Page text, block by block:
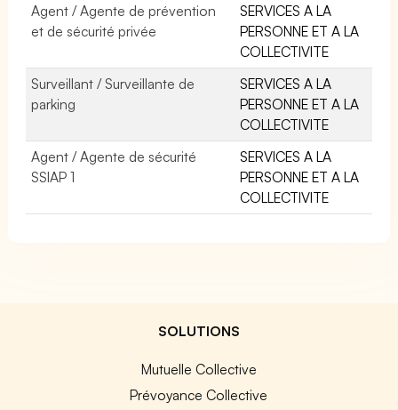
Agent / Agente de prévention
et de sécurité privée
SERVICES A LA
PERSONNE ET A LA
COLLECTIVITE
Surveillant / Surveillante de
parking
SERVICES A LA
PERSONNE ET A LA
COLLECTIVITE
Agent / Agente de sécurité
SSIAP 1
SERVICES A LA
PERSONNE ET A LA
COLLECTIVITE
SOLUTIONS
Mutuelle Collective
Prévoyance Collective